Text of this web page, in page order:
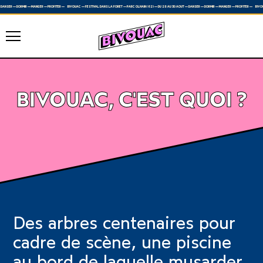
— DANSER — DORMIR — MANGER — PROFITER — BIVOUAC — FESTIVAL DANS LA FÔRET — PARC OLHAIN (62) — DU 28 AU 30 AOÛT — DANSER — DORMIR — MANGER — PROFITER —
BIVOUAC, C'EST QUOI ?
Des arbres centenaires pour
cadre de scène, une piscine